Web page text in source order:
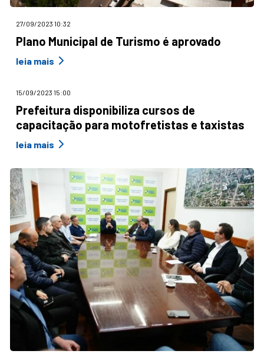
27/09/2023 10:32
Plano Municipal de Turismo é aprovado
leia mais
15/09/2023 15:00
Prefeitura disponibiliza cursos de
capacitação para motofretistas e taxistas
leia mais